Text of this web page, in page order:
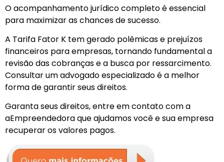
O acompanhamento jurídico completo é essencial
para maximizar as chances de sucesso.
A Tarifa Fator K tem gerado polêmicas e prejuízos
financeiros para empresas, tornando fundamental a
revisão das cobranças e a busca por ressarcimento.
Consultar um advogado especializado é a melhor
forma de garantir seus direitos.
Garanta seus direitos, entre em contato com a
aEmpreendedora que ajudamos você e sua empresa
recuperar os valores pagos.